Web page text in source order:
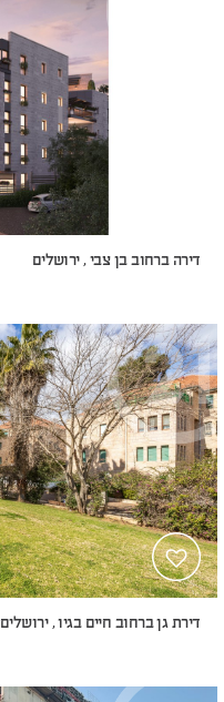
דירה ברחוב בן צבי , ירושלים
דירת גן ברחוב חיים בגיו , ירושלים